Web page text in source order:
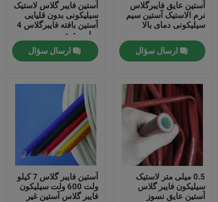
تور کارخانه
کنترل کیفیت
درخواست نقل قول
لوله PVC انعطاف پذیر
لوله انقباض پذیر حرارتی
لوله انعطاف پذیر راه راه
آستین عایق فایبرگلاس
نرم الاستیک آستین سیم
سیلیکونی دمای بالا
ارسال سؤال
آستین فایبر گلاس لاستیک
سیلیکونی بدون قلیایی
آستین بافته فایبرگلاس 4
میلی متری
ارسال سؤال
0.5 میلی متر لاستیک
سیلیکون فایبر گلاس
آستین عایق نسوز
آستین فایبر گلاس 7 کیلو
ولت 600 ولت سیلیکون
فایبر گلاس آستین غیر